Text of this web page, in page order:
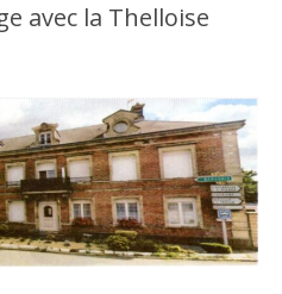
avec la Thelloise